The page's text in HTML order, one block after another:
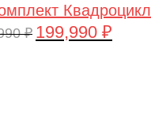
₽ Первоначальная
199,990 ₽